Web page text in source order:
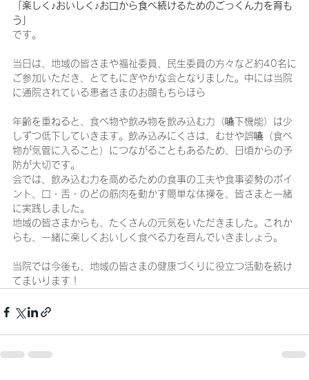
「楽しく♪おいしく♪お口から食べ続けるためのごっくん力を育も
う」
です。
当日は、地域の皆さまや福祉委員、民生委員の方々など約40名に
ご参加いただき、とてもにぎやかな会となりました。中には当院
に通院されている患者さまのお顔もちらほら
年齢を重ねると、食べ物や飲み物を飲み込む力（嚥下機能）は少
しずつ低下していきます。飲み込みにくさは、むせや誤嚥（食べ
物が気管に入ること）につながることもあるため、日頃からの予
防が大切です。
会では、飲み込む力を高めるための食事の工夫や食事姿勢のポイ
ント、口・舌・のどの筋肉を動かす簡単な体操を、皆さまと一緒
に実践しました。
地域の皆さまからも、たくさんの元気をいただきました。これか
らも、一緒に楽しくおいしく食べる力を育んでいきましょう。
当院では今後も、地域の皆さまの健康づくりに役立つ活動を続け
てまいります！